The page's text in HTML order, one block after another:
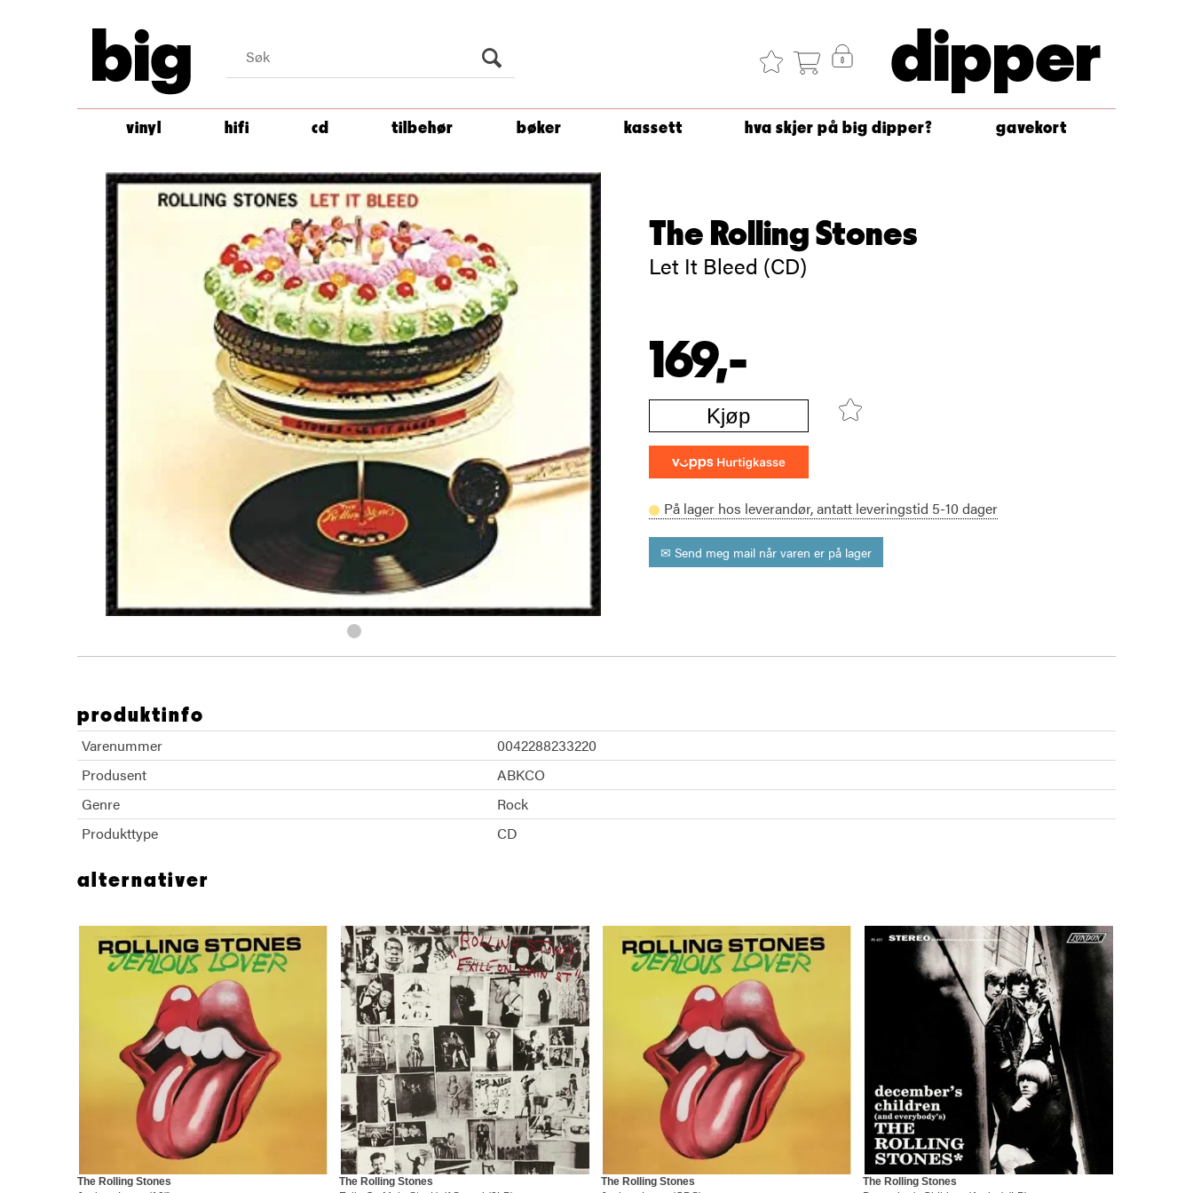
big dipper
vinyl hifi cd tilbehør bøker kassett hva skjer på big dipper? gavekort
The Rolling Stones
Let It Bleed (CD)
169,-
Kjøp
På lager hos leverandør,antatt leveringstid 5-10 dager
✉ Send meg mail når varen er på lager
produktinfo
Varenummer
0042288233220
Produsent
ABKCO
Genre
Rock
Produkttype
CD
alternativer
The Rolling Stones
The Rolling Stones
The Rolling Stones
The Rolling Stones